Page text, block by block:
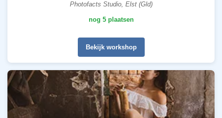
Photofacts Studio, Elst (Gld)
nog 5 plaatsen
Bekijk workshop